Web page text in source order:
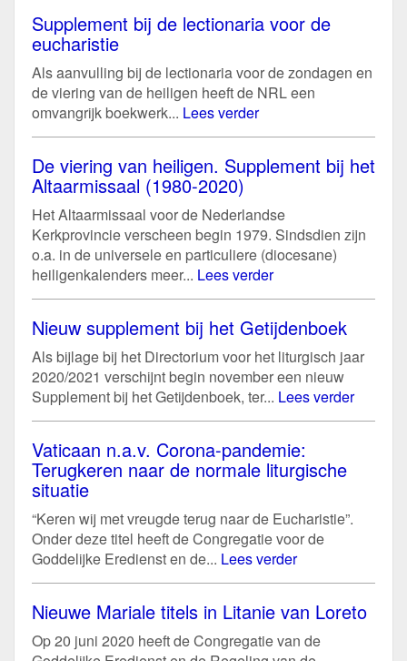
Supplement bij de lectionaria voor de
eucharistie
Als aanvulling bij de lectionaria voor de zondagen en
de viering van de heiligen heeft de NRL een
omvangrijk boekwerk... Lees verder
De viering van heiligen. Supplement bij het
Altaarmissaal (1980-2020)
Het Altaarmissaal voor de Nederlandse
Kerkprovincie verscheen begin 1979. Sindsdien zijn
o.a. in de universele en particuliere (diocesane)
heiligenkalenders meer... Lees verder
Nieuw supplement bij het Getijdenboek
Als bijlage bij het Directorium voor het liturgisch jaar
2020/2021 verschijnt begin november een nieuw
Supplement bij het Getijdenboek, ter... Lees verder
Vaticaan n.a.v. Corona-pandemie:
Terugkeren naar de normale liturgische
situatie
“Keren wij met vreugde terug naar de Eucharistie”.
Onder deze titel heeft de Congregatie voor de
Goddelijke Eredienst en de... Lees verder
Nieuwe Mariale titels in Litanie van Loreto
Op 20 juni 2020 heeft de Congregatie van de